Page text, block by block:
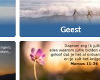
Geest